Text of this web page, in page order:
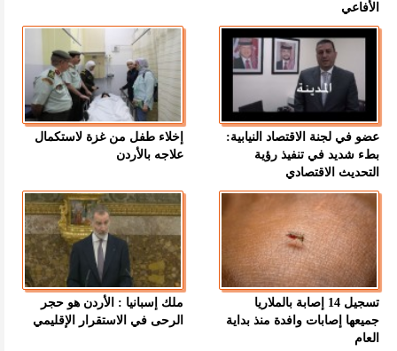
الأفاعي
عضو في لجنة الاقتصاد النيابية:
بطء شديد في تنفيذ رؤية
التحديث الاقتصادي
إخلاء طفل من غزة لاستكمال
علاجه بالأردن
تسجيل 14 إصابة بالملاريا
جميعها إصابات وافدة منذ بداية
العام
ملك إسبانيا : الأردن هو حجر
الرحى في الاستقرار الإقليمي